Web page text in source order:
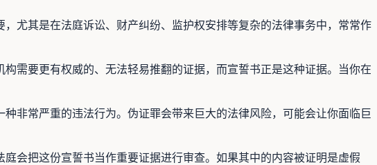
尤其是在法庭诉讼、财产纠纷、监护权安排等复杂的法律事务中，常常作
需要更有权威的、无法轻易推翻的证据，而宣誓书正是这种证据。当你在
非常严重的违法行为。伪证罪会带来巨大的法律风险，可能会让你面临巨
会把这份宣誓书当作重要证据进行审查。如果其中的内容被证明是虚假